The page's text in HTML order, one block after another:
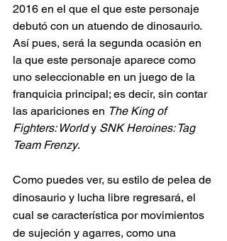
2016 en el que el que este personaje
debutó con un atuendo de dinosaurio.
Así pues, será la segunda ocasión en
la que este personaje aparece como
uno seleccionable en un juego de la
franquicia principal; es decir, sin contar
las apariciones en The King of
Fighters: World y SNK Heroines: Tag
Team Frenzy.
Como puedes ver, su estilo de pelea de
dinosaurio y lucha libre regresará, el
cual se característica por movimientos
de sujeción y agarres, como una